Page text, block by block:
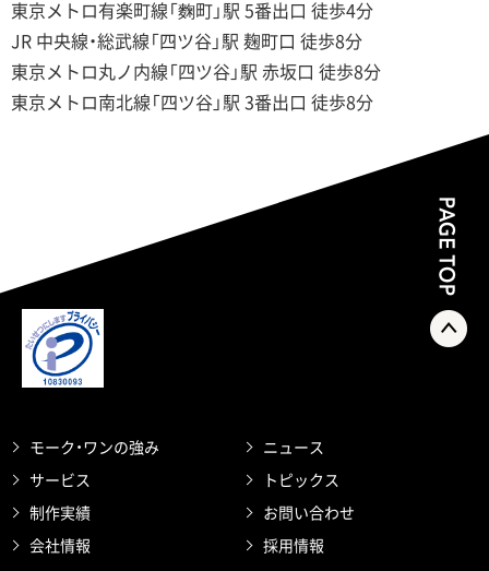
東京メトロ有楽町線「麴町」駅 5番出口 徒歩4分
JR 中央線・総武線「四ツ谷」駅 麹町口 徒歩8分
東京メトロ丸ノ内線「四ツ谷」駅 赤坂口 徒歩8分
東京メトロ南北線「四ツ谷」駅 3番出口 徒歩8分
モーク・ワンの強み
サービス
制作実績
会社情報
ニュース
トピックス
お問い合わせ
採用情報